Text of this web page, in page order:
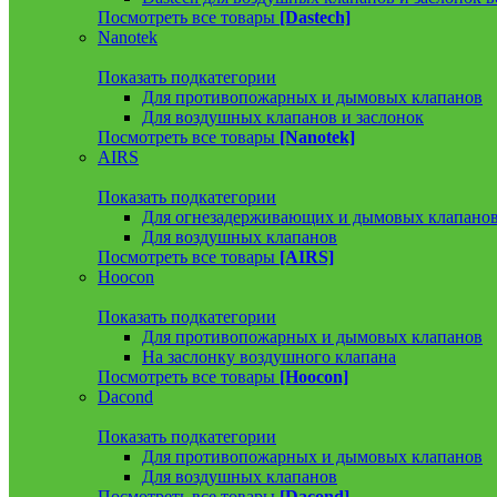
Посмотреть все товары [Dastech]
Nanotek
Показать подкатегории
Для противопожарных и дымовых клапанов
Для воздушных клапанов и заслонок
Посмотреть все товары [Nanotek]
AIRS
Показать подкатегории
Для огнезадерживающих и дымовых
Для воздушных клапанов
Посмотреть все товары [AIRS]
Hoocon
Показать подкатегории
Для противопожарных и дымовых клапанов
На заслонку воздушного клапана
Посмотреть все товары [Hoocon]
Dacond
Показать подкатегории
Для противопожарных и дымовых клапанов
Для воздушных клапанов